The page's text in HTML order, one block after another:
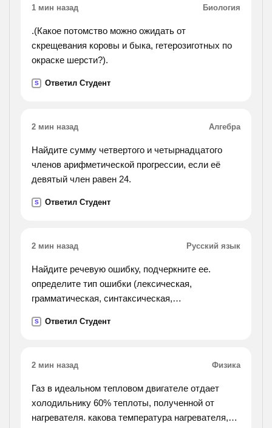
1 мин назад Биология
.(Какое потомство можно ожидать от
скрещевания коровы и быка, гетерозиготных по
окраске шерсти?).
S Ответил Студент
2 мин назад Алгебра
Найдите сумму четвертого и четырнадцатого
членов арифметической прогрессии, если её
девятый член равен 24.
S Ответил Студент
2 мин назад Русский язык
Найдите речевую ошибку, подчеркните ее.
определите тип ошибки (лексическая,
грамматическая, синтаксическая,
вариант предложения. 1)полезная емкость
проблемах. 3)нога провалилась в снег почти до
колена. их трудно было вытаскивать. 4)за
последний год спортсмены достигнули больших
успехов. 5)он ругает нелепые порядки,
S Ответил Студент
2 мин назад Физика
Газ в идеальном тепловом двигателе отдает
холодильнику 60% теплоты, полученной от
нагревателя. какова температура нагревателя,